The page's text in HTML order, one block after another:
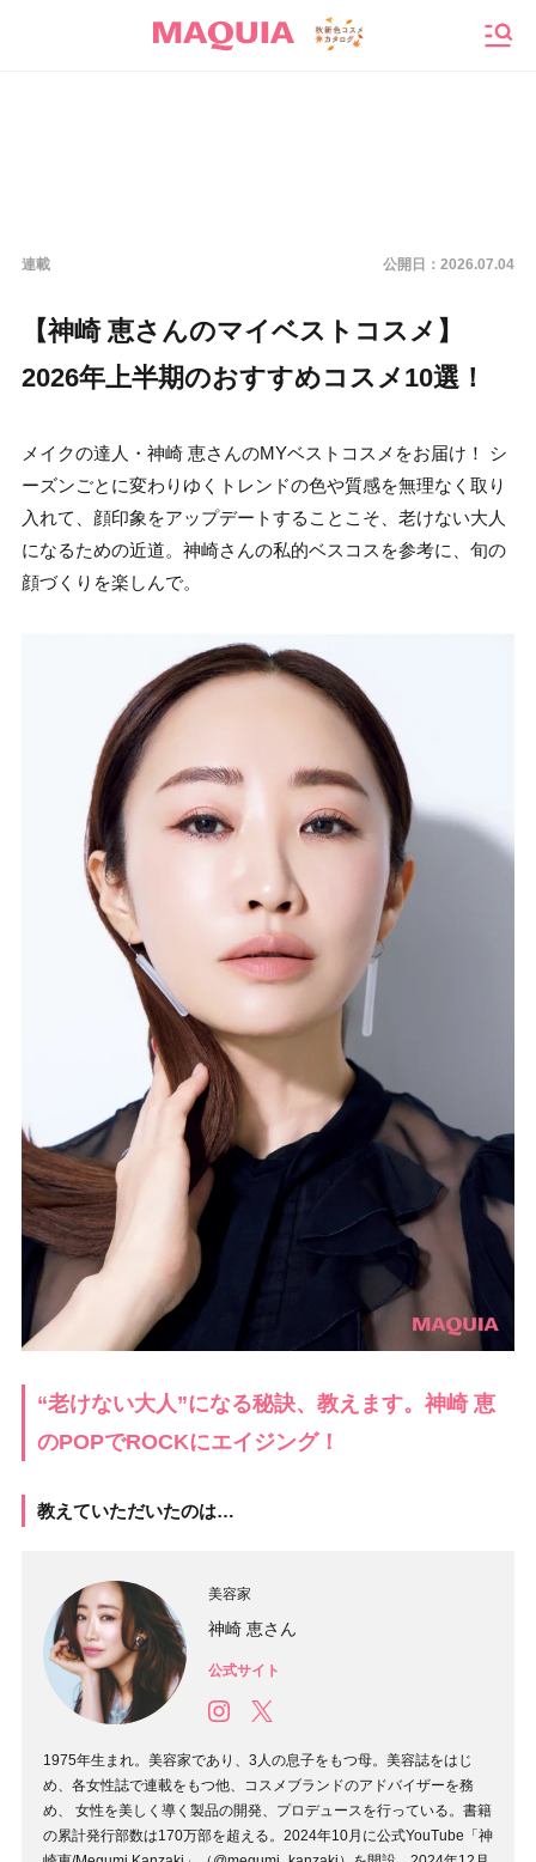
連載 公開日： 2026.07.04
【神崎 恵さんのマイベストコスメ】
2026年上半期のおすすめコスメ10選！
メイクの達人・神崎 恵さんのMYベストコスメをお届け！ シ
ーズンごとに変わりゆくトレンドの色や質感を無理なく取り
入れて、顔印象をアップデートすることこそ、老けない大人
になるための近道。神崎さんの私的ベスコスを参考に、旬の
顔づくりを楽しんで。
“老けない大人”になる秘訣、教えます。神崎 恵
のPOPでROCKにエイジング！
教えていただいたのは…
美容家
神崎 恵さん
公式サイト
1975年生まれ。美容家であり、3人の息子をもつ母。美容誌をはじ
め、各女性誌で連載をもつ他、コスメブランドのアドバイザーを務
め、 女性を美しく導く製品の開発、プロデュースを行っている。書籍
の累計発行部数は170万部を超える。2024年10月に公式YouTube「神